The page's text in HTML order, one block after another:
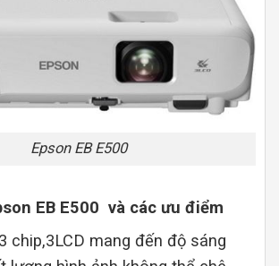
Epson EB E500
EB E500 và các ưu điểm
chip,3LCD mang đến độ sáng